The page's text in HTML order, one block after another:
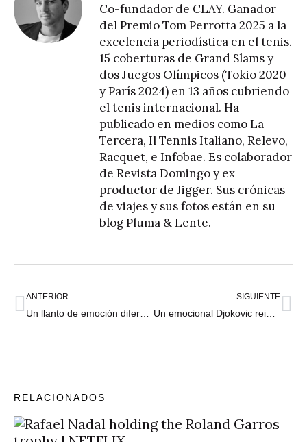
Co-fundador de CLAY. Ganador
del Premio Tom Perrotta 2025 a la
excelencia periodística en el tenis.
15 coberturas de Grand Slams y
dos Juegos Olímpicos (Tokio 2020
y París 2024) en 13 años cubriendo
el tenis internacional. Ha
publicado en medios como La
Tercera, Il Tennis Italiano, Relevo,
Racquet, e Infobae. Es colaborador
de Revista Domingo y ex
productor de Jigger. Sus crónicas
de viajes y sus fotos están en su
blogPluma & Lente.
ANTERIOR
Un llanto de emoción diferente: Aryna Sabalenka es campeona en Melbourne
SIGUIENTE
Un emocional Djokovic reina por décima vez en Australia: “Es la victoria más importante de mi vida”
RELACIONADOS